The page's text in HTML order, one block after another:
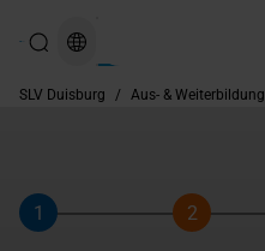
SLV Duisburg / Aus- & Weiterbildung
Schritt
1
Schritt
2